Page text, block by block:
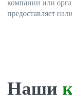
компании или
предоставляет
Наши